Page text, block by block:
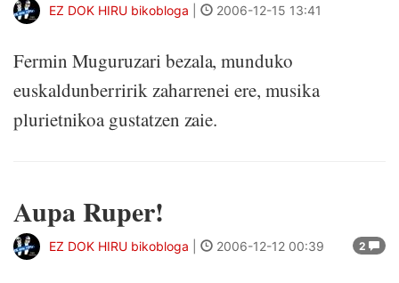
EZ DOK HIRU bikobloga 2006-12-15 13:41
Fermin Muguruzari bezala, munduko
euskaldunberririk zaharrenei ere, musika
plurietnikoa gustatzen zaie.
Aupa Ruper!
2
EZ DOK HIRU bikobloga 2006-12-12 00:39